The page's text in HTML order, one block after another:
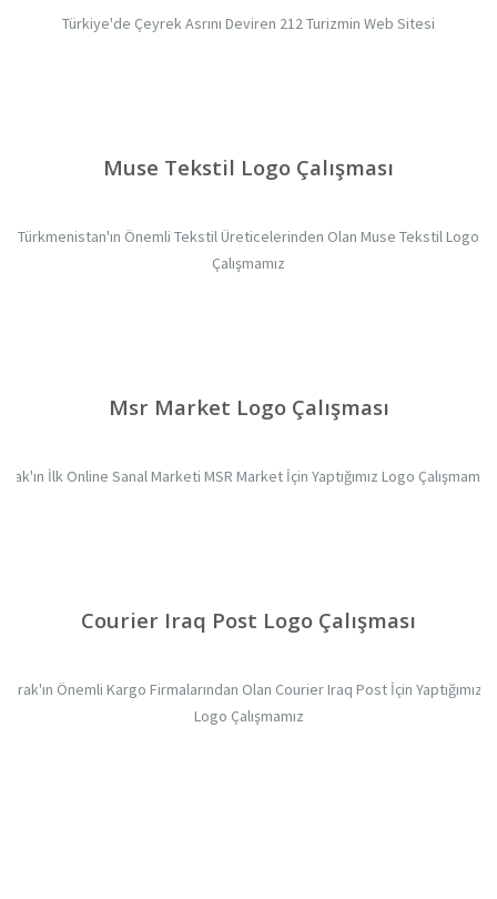
Türkiye'de Çeyrek Asrını Deviren 212 Turizmin Web Sitesi
Muse Tekstil Logo Çalışması
Türkmenistan'ın Önemli Tekstil Üreticelerinden Olan Muse Tekstil Logo
Çalışmamız
Msr Market Logo Çalışması
Irak'ın İlk Online Sanal Marketi MSR Market İçin Yaptığımız Logo Çalışmamız
Courier Iraq Post Logo Çalışması
Irak'ın Önemli Kargo Firmalarından Olan Courier Iraq Post İçin Yaptığımız
Logo Çalışmamız